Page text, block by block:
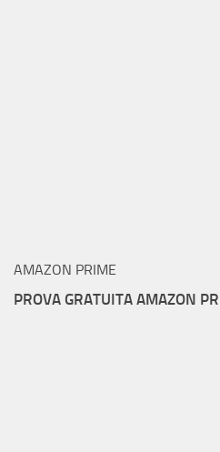
AMAZON PRIME
PROVA GRATUITA AMAZON